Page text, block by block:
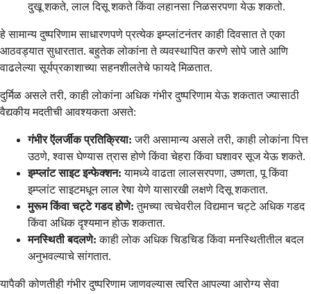
दुखू शकते, लाल दिसू शकते किंवा लहानसा निळसरपणा येऊ शकतो.
हे सामान्य दुष्परिणाम साधारणपणे प्रत्येक इम्प्लांटनंतर काही दिवसात ते एका
आठवड्यात सुधारतात. बहुतेक लोकांना ते व्यवस्थापित करणे सोपे जाते आणि
वाढलेल्या सूर्यप्रकाशाच्या सहनशीलतेचे फायदे मिळतात.
दुर्मिळ असले तरी, काही लोकांना अधिक गंभीर दुष्परिणाम येऊ शकतात ज्यासाठी
वैद्यकीय मदतीची आवश्यकता असते:
गंभीर ऍलर्जीक प्रतिक्रिया: जरी असामान्य असले तरी, काही लोकांना पित्त
उठणे, श्वास घेण्यास त्रास होणे किंवा चेहरा किंवा घशावर सूज येऊ शकते.
इम्प्लांट साइट इन्फेक्शन: यामध्ये वाढता लालसरपणा, उष्णता, पू किंवा
इम्प्लांट साइटमधून लाल रेषा येणे यासारखी लक्षणे दिसू शकतात.
मुरूम किंवा चट्टे गडद होणे: तुमच्या त्वचेवरील विद्यमान चट्टे अधिक गडद
किंवा अधिक दृश्यमान होऊ शकतात.
मनस्थिती बदलणे: काही लोक अधिक चिडचिड किंवा मनस्थितीतील बदल
अनुभवल्याचे सांगतात.
यापैकी कोणतीही गंभीर दुष्परिणाम जाणवल्यास त्वरित आपल्या आरोग्य सेवा